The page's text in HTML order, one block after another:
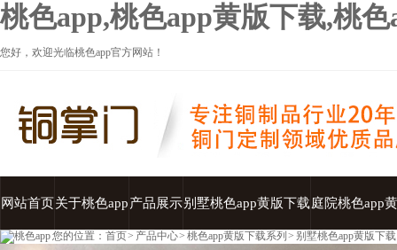
桃色app,桃色app黄版下载,桃
您好，欢迎光临桃色app官方网站！
网站首页关于桃色app产品展示别墅桃色app黄版下载庭院桃色app
您的位置： 首页> 产品中心> 桃色app黄版下载系列 > 别墅桃色app黄版下载